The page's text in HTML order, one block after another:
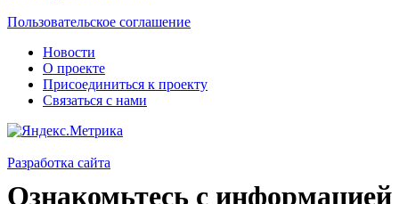
Пользовательское соглашение
Новости
О проекте
Присоединиться к проекту
Связаться с нами
Разработка сайта
Ознакомьтесь с информацией